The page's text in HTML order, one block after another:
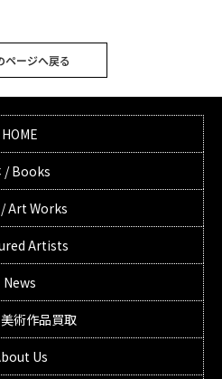
ページへ戻る
HOME
/ Books
Art Works
Artists
News
術作品買取
Us